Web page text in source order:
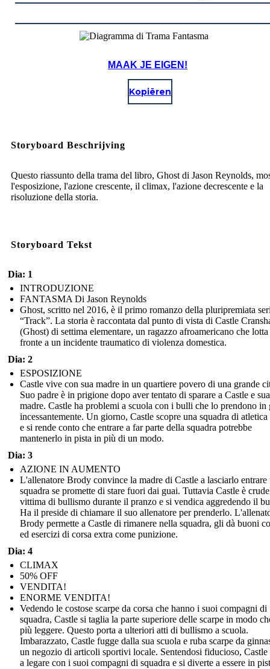
MAAK JE EIGEN!
Kopiëren
Storyboard Beschrijving
Questo riassunto della trama del libro, Ghost di Jason Reynolds,
l'esposizione, l'azione crescente, il climax, l'azione decrescente e la
risoluzione della storia.
Storyboard Tekst
Dia: 1
INTRODUZIONE
FANTASMA Di Jason Reynolds
Ghost, scritto nel 2016, è il primo romanzo della pluripremiata
“Track”. La storia è raccontata dal punto di vista di Castle
(Ghost) di settima elementare, un ragazzo afroamericano che
fronte a un incidente traumatico di violenza domestica.
Dia: 2
ESPOSIZIONE
Castle vive con sua madre in un quartiere povero di una grande
Suo padre è in prigione dopo aver tentato di sparare a Castle e sua
madre. Castle ha problemi a scuola con i bulli che lo prendono in
incessantemente. Un giorno, Castle scopre una squadra di
e si rende conto che entrare a far parte della squadra potrebbe
mantenerlo in pista in più di un modo.
Dia: 3
AZIONE IN AUMENTO
L'allenatore Brody convince la madre di Castle a lasciarlo entrare
squadra se promette di stare fuori dai guai. Tuttavia Castle è
vittima di bullismo durante il pranzo e si vendica aggredendo il
Ha il preside di chiamare il suo allenatore per prenderlo.
Brody permette a Castle di rimanere nella squadra, gli dà buoni
ed esercizi di corsa extra come punizione.
Dia: 4
CLIMAX
50% OFF
VENDITA!
ENORME VENDITA!
Vedendo le costose scarpe da corsa che hanno i suoi compagni di
squadra, Castle si taglia la parte superiore delle scarpe in modo
più leggere. Questo porta a ulteriori atti di bullismo a scuola.
Imbarazzato, Castle fugge dalla sua scuola e ruba scarpe da
un negozio di articoli sportivi locale. Sentendosi fiducioso,
a legare con i suoi compagni di squadra e si diverte a essere in